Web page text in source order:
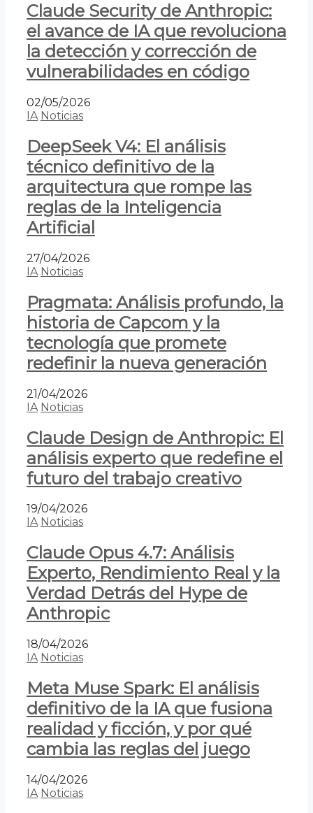
Claude Security de Anthropic:
el avance de IA que revoluciona
la detección y corrección de
vulnerabilidades en código
02/05/2026
IA Noticias
DeepSeek V4: El análisis
técnico definitivo de la
arquitectura que rompe las
reglas de la Inteligencia
Artificial
27/04/2026
IA Noticias
Pragmata: Análisis profundo, la
historia de Capcom y la
tecnología que promete
redefinir la nueva generación
21/04/2026
IA Noticias
Claude Design de Anthropic: El
análisis experto que redefine el
futuro del trabajo creativo
19/04/2026
IA Noticias
Claude Opus 4.7: Análisis
Experto, Rendimiento Real y la
Verdad Detrás del Hype de
Anthropic
18/04/2026
IA Noticias
Meta Muse Spark: El análisis
definitivo de la IA que fusiona
realidad y ficción, y por qué
cambia las reglas del juego
14/04/2026
IA Noticias